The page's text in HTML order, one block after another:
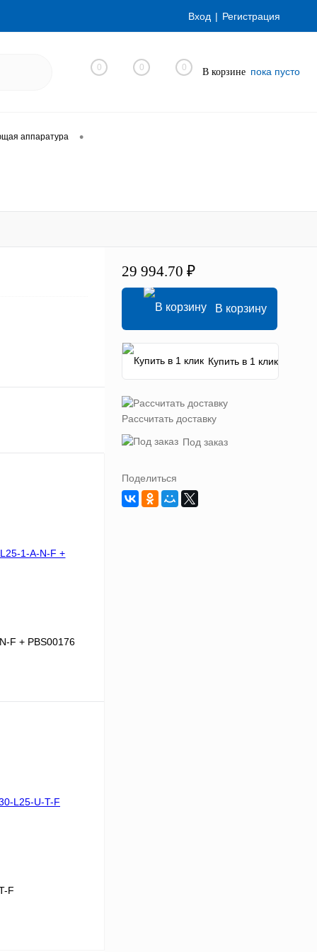
Вход Регистрация
0 0 0 В корзине пока пусто
аппаратура •
F + PBS00176
F
29 994.70 ₽
В корзину
Купить в 1 клик
Рассчитать доставку
Под заказ
Поделиться